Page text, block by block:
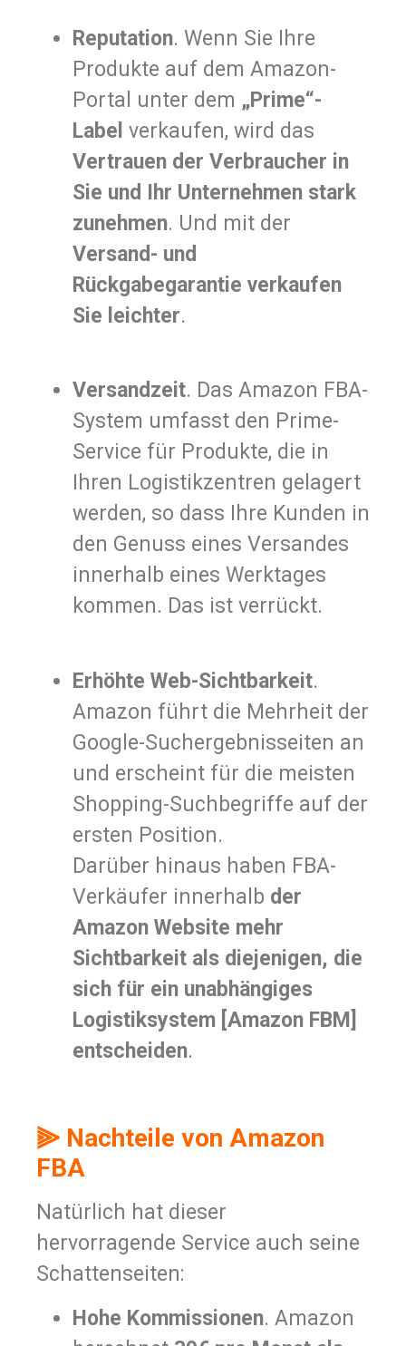
Reputation. Wenn Sie Ihre
Produkte auf dem Amazon-
Portal unter dem „Prime“-
Label verkaufen, wird das
Vertrauen der Verbraucher in
Sie und Ihr Unternehmen stark
zunehmen. Und mit der
Versand- und
Rückgabegarantie verkaufen
Sie leichter.
Versandzeit. Das Amazon FBA-
System umfasst den Prime-
Service für Produkte, die in
Ihren Logistikzentren gelagert
werden, so dass Ihre Kunden in
den Genuss eines Versandes
innerhalb eines Werktages
kommen. Das ist verrückt.
Erhöhte Web-Sichtbarkeit.
Amazon führt die Mehrheit der
Google-Suchergebnisseiten an
und erscheint für die meisten
Shopping-Suchbegriffe auf der
ersten Position.
Darüber hinaus haben FBA-
Verkäufer innerhalb der
Amazon Website mehr
Sichtbarkeit als diejenigen, die
sich für ein unabhängiges
Logistiksystem [Amazon FBM]
entscheiden.
⫸ Nachteile von Amazon
FBA
Natürlich hat dieser
hervorragende Service auch seine
Schattenseiten:
Hohe Kommissionen. Amazon